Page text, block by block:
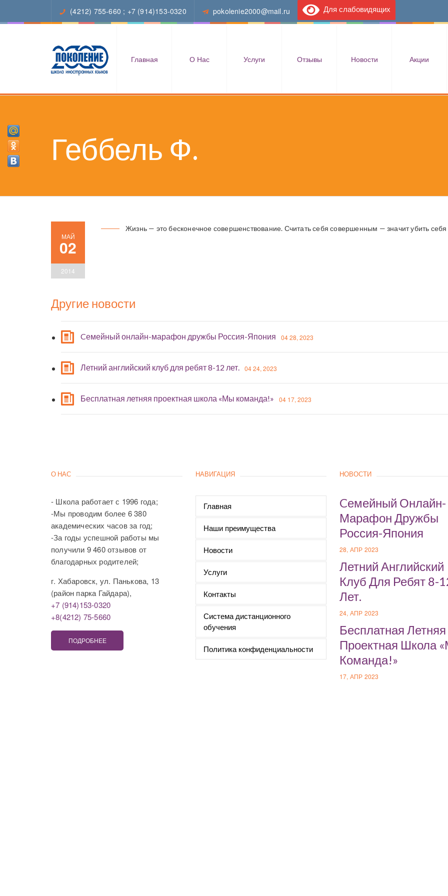
(4212) 755-660 ; +7 (914)153-0320 pokolenie2000@mail.ru Для слабовидящих
Главная О Нас Услуги Отзывы Новости Акции
Геббель Ф.
МАЙ
02
2014
Жизнь — это бесконечное совершенствование. Считать себя совершенным — значит убить себя
Другие новости
Cемейный онлайн-марафон дружбы Россия-Япония 04 28, 2023
Летний английский клуб для ребят 8-12 лет. 04 24, 2023
Бесплатная летняя проектная школа «Мы команда!» 04 17, 2023
О НАС
- Школа работает с 1996 года;
-Мы проводим более 6 380
академических часов за год;
-За годы успешной работы мы
получили 9 460 отзывов от
благодарных родителей;
г. Хабаровск, ул. Панькова, 13
(район парка Гайдара),
+7 (914)153-0320
+8(4212) 75-5660
ПОДРОБНЕЕ
НАВИГАЦИЯ
Главная
Наши преимущества
Новости
Услуги
Контакты
Система дистанционного
обучения
Политика конфиденциальности
НОВОСТИ
Cемейный Онлайн-
Марафон Дружбы
Россия-Япония
28, АПР 2023
Летний Английский
Клуб Для Ребят 8-
Лет.
24, АПР 2023
Бесплатная Летняя
Проектная Школа
Команда!»
17, АПР 2023